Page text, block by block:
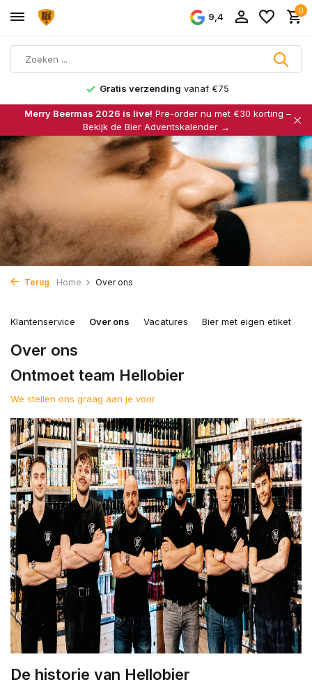
9,4
0
1500+ bieren
Merry Beermas 2026 is live! Pre-order nu met €30 korting –
Bekijk de Bier Adventskalender →
Terug Home Over ons
Klantenservice Over ons Vacatures Bier met eigen etiket
Over ons
Ontmoet team Hellobier
We stellen ons graag aan je voor
De historie van Hellobier